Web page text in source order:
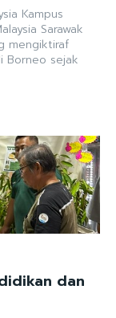
Kampus
Sarawak
Borneo sejak
dan